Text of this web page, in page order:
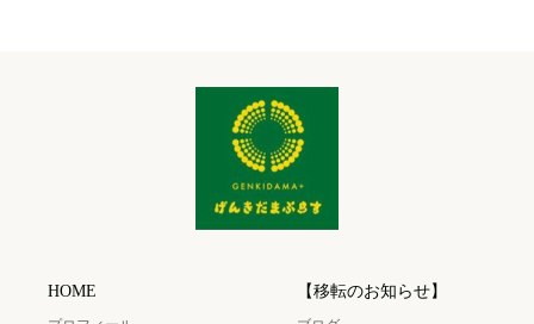
HOME 【移転のお知らせ】